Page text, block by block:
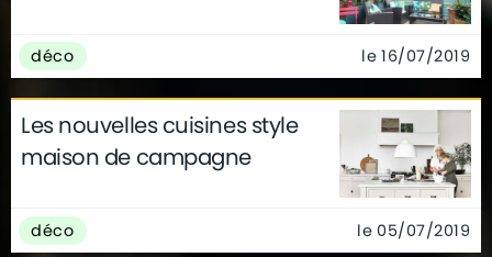
déco le 16/07/2019
Les nouvelles cuisines style
maison de campagne
déco le 05/07/2019